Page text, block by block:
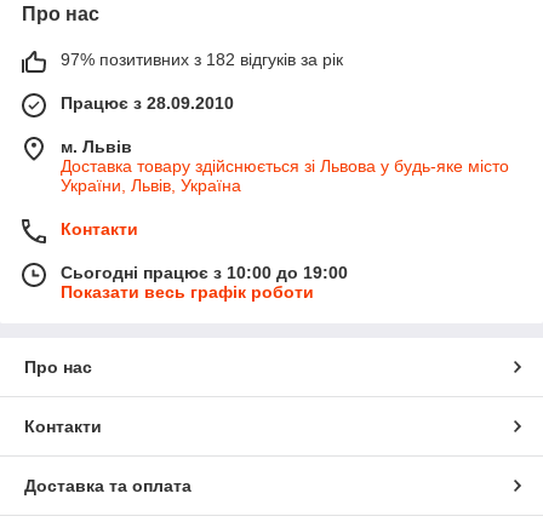
Про нас
97% позитивних з 182 відгуків за рік
Працює з 28.09.2010
м. Львів
Доставка товару здійснюється зі Львова у будь-яке місто
України, Львів, Україна
Контакти
Сьогодні працює з 10:00 до 19:00
Показати весь графік роботи
Про нас
Контакти
Доставка та оплата